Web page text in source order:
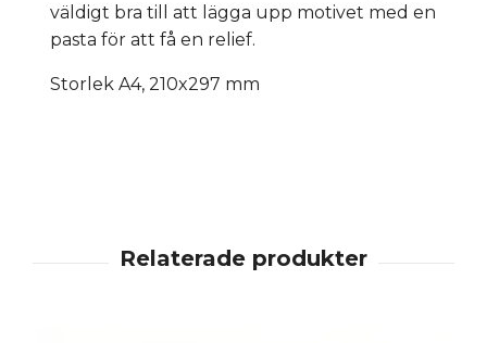
väldigt bra till att lägga upp motivet med en
pasta för att få en relief.
Storlek A4, 210x297 mm